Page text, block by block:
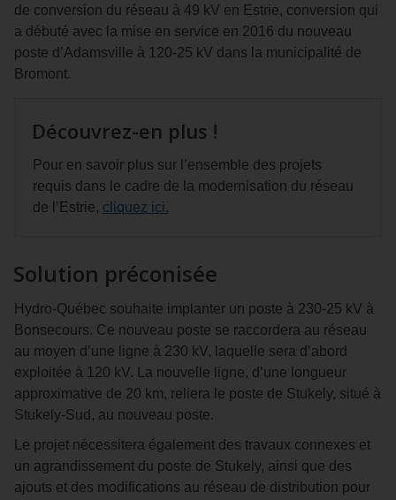
de conversion du réseau à 49 kV en Estrie, conversion qui
a débuté avec la mise en service en 2016 du nouveau
poste d’Adamsville à 120-25 kV dans la municipalité de
Bromont.
Découvrez-en plus !
Pour en savoir plus sur l’ensemble des projets
requis dans le cadre de la modernisation du réseau
de l’Estrie, cliquez ici.
Solution préconisée
Hydro‑Québec souhaite implanter un poste à 230‑25 kV à
Bonsecours. Ce nouveau poste se raccordera au réseau
au moyen d’une ligne à 230 kV, laquelle sera d’abord
exploitée à 120 kV. La nouvelle ligne, d’une longueur
approximative de 20 km, reliera le poste de Stukely, situé à
Stukely‑Sud, au nouveau poste.
Le projet nécessitera également des travaux connexes et
un agrandissement du poste de Stukely, ainsi que des
ajouts et des modifications au réseau de distribution pour